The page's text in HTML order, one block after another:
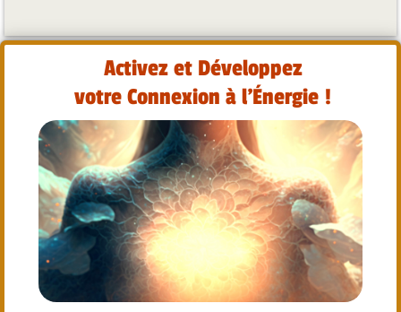
Activez et Développez
votre Connexion à l'Énergie !